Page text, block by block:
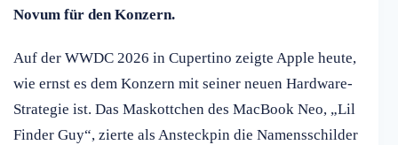
Novum für den Konzern.
Auf der WWDC 2026 in Cupertino zeigte Apple heute,
wie ernst es dem Konzern mit seiner neuen Hardware-
Strategie ist. Das Maskottchen des MacBook Neo, „Lil
Finder Guy“, zierte als Ansteckpin die Namensschilder